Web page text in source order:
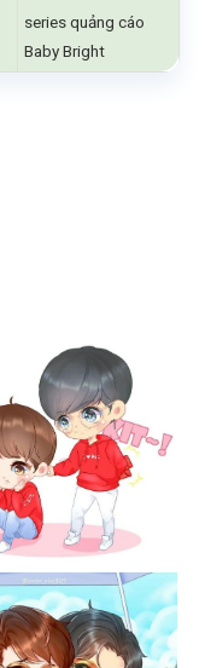
series quảng cáo
Baby Bright